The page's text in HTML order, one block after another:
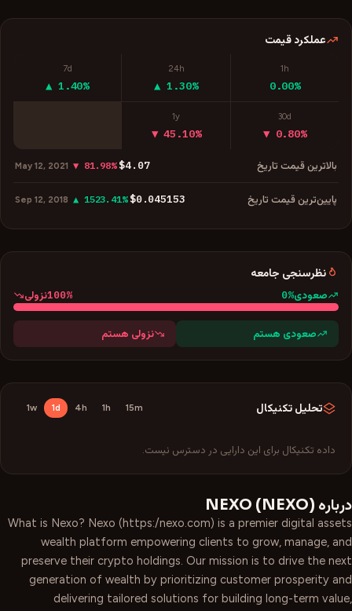
عملکرد قیمت
1h
0.00%
24h
▲ 1.30%
7d
▲ 1.40%
30d
▼ 0.80%
1y
▼ 45.10%
بالاترین قیمت تاریخ $4.07
▼ 81.98%
May 12, 2021
پایین‌ترین قیمت تاریخ $0.045153
▲ 1523.41%
Sep 12, 2018
نظرسنجی جامعه
صعودی 0%
100% نزولی
صعودی هستم نزولی هستم
تحلیل تکنیکال 15m
1h
4h
1d
1w
داده تکنیکال برای این دارایی در دسترس نیست.
درباره NEXO (NEXO)
What is Nexo? Nexo (https:/nexo.com) is a premier digital assets
wealth platform empowering clients to grow, manage, and
preserve their crypto holdings. Our mission is to drive the next
generation of wealth by prioritizing customer prosperity and
delivering tailored solutions for building long-term value,